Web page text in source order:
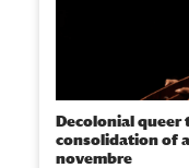
Decolonial
consolidation of
novembre